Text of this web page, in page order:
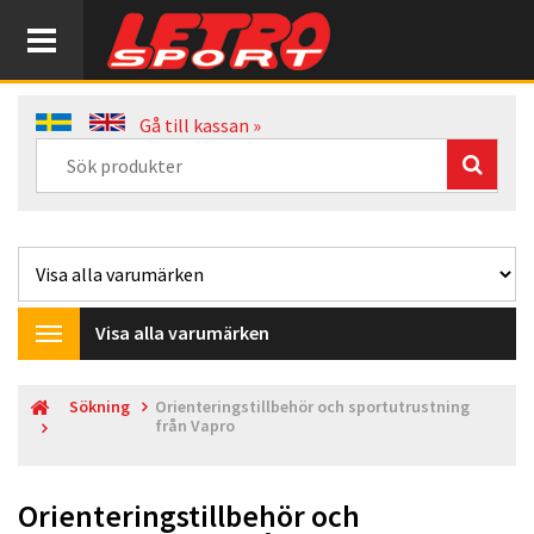
Gå till kassan »
Toggle
navigation
Visa alla varumärken
Sökning
Orienteringstillbehör och sportutrustning
från Vapro
Orienteringstillbehör och